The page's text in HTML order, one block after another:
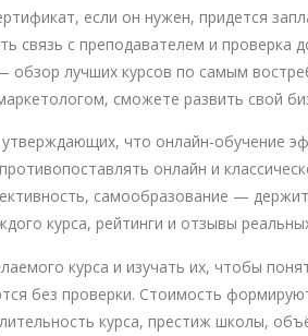
если он нужен, придется
связь с преподавателем и
лучших курсов по самым
сможете развить свой
что онлайн-обучение
онлайн и
самообразование —
курса, рейтинги и отзывы
курса и изучать их, чтобы
без проверки. Стоимость
курса, престиж школы,